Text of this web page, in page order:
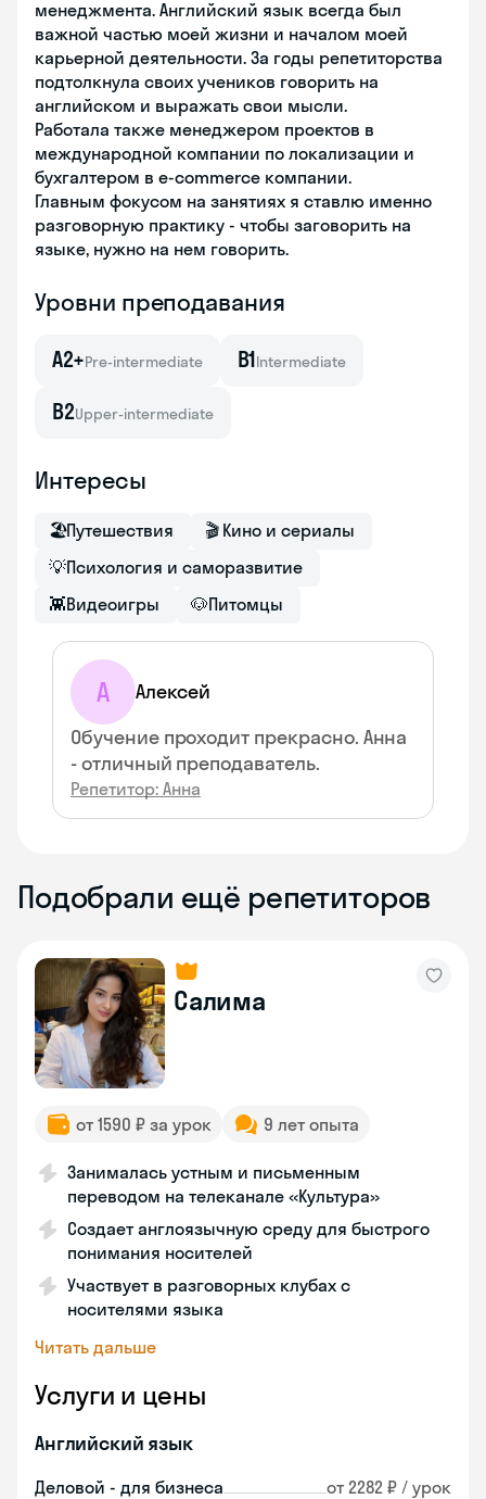
менеджмента. Английский язык всегда был
важной частью моей жизни и началом моей
карьерной деятельности. За годы репетиторства
подтолкнула своих учеников говорить на
английском и выражать свои мысли.
Работала также менеджером проектов в
международной компании по локализации и
бухгалтером в e-commerce компании.
Главным фокусом на занятиях я ставлю именно
разговорную практику - чтобы заговорить на
языке, нужно на нем говорить.
Уровни преподавания
A2+Pre-intermediate B1Intermediate
B2Upper-intermediate
Интересы
🏖Путешествия 🎬 Кино и сериалы
💡Психология и саморазвитие
👾Видеоигры 🐶Питомцы
А
Алексей
Обучение проходит прекрасно. Анна
- отличный преподаватель.
Репетитор: Анна
Подобрали ещё репетиторов
Салима
от 1590 ₽ за урок 9 лет опыта
Занималась устным и письменным
переводом на телеканале «Культура»
Создает англоязычную среду для быстрого
понимания носителей
Участвует в разговорных клубах с
носителями языка
Читать дальше
Услуги и цены
Английский язык
Деловой - для бизнеса от 2282 ₽ / урок